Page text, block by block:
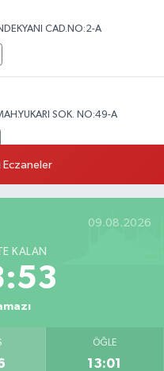
CAD.NO:2-A
SOK. NO:49-A
09.08.2026
KALAN
ÖĞLE
13:01